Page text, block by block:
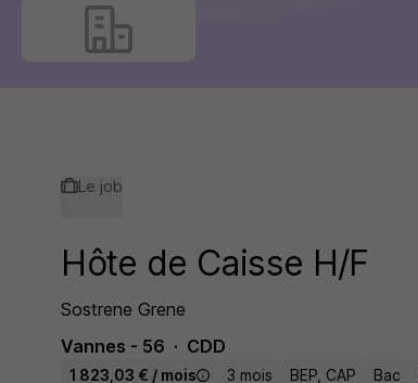
Le job
Hôte de Caisse H/F
Sostrene Grene
Vannes - 56
CDD
1 823,03 € / mois 3 mois BEP, CAP Bac